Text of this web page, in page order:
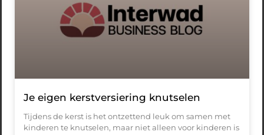
Je eigen kerstversiering knutselen
Tijdens de kerst is het ontzettend leuk om samen met
kinderen te knutselen, maar niet alleen voor kinderen is